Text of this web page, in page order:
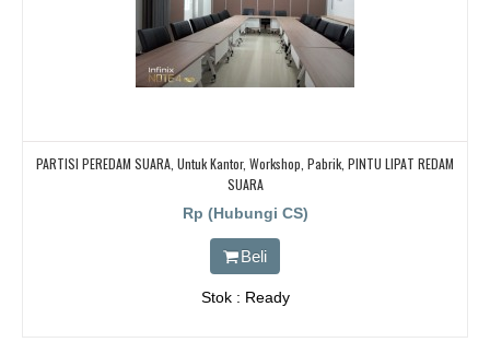
PARTISI PEREDAM SUARA, Untuk Kantor, Workshop, Pabrik, PINTU LIPAT REDAM
SUARA
Rp (Hubungi CS)
Beli
Stok : Ready